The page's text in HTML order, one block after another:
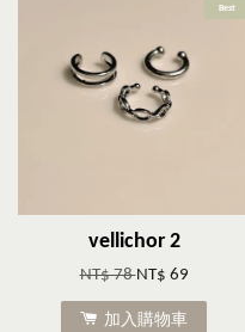
Best
vellichor 2
NT$ 78NT$ 69
加入購物車